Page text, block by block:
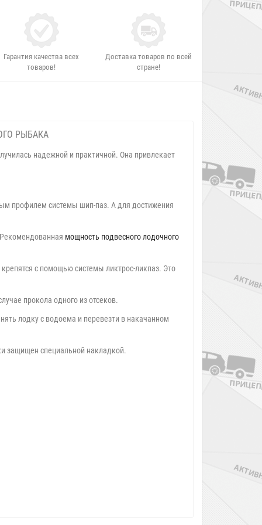
Гарантия качества всех
товаров!
Доставка товаров по всей
стране!
РЫБАКА
надежной и практичной. Она привлекает
профилем системы шип-паз. А для достижения
мощность подвесного лодочного
с помощью системы ликтрос-ликпаз. Это
прокола одного из отсеков.
лодку с водоема и перевезти в накачанном
защищен специальной накладкой.